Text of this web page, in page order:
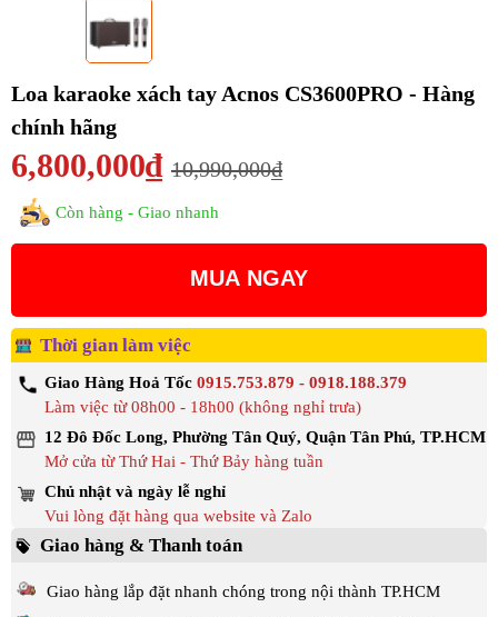
Loa karaoke xách tay Acnos CS3600PRO - Hàng
chính hãng
6,800,000₫ 10,990,000₫
Còn hàng - Giao nhanh
MUA NGAY
Thời gian làm việc
Giao Hàng Hoả Tốc 0915.753.879 - 0918.188.379
Làm việc từ 08h00 - 18h00 (không nghỉ trưa)
12 Đô Đốc Long, Phường Tân Quý, Quận Tân Phú, TP.HCM
Mở cửa từ Thứ Hai - Thứ Bảy hàng tuần
Chủ nhật và ngày lễ nghỉ
Vui lòng đặt hàng qua website và Zalo
Giao hàng & Thanh toán
Giao hàng lắp đặt nhanh chóng trong nội thành TP.HCM